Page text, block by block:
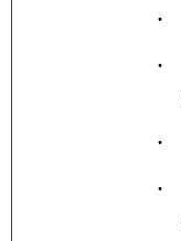
·
·
·
·